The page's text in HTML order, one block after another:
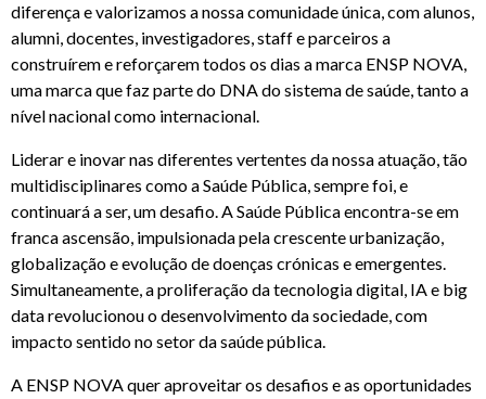
diferença e valorizamos a nossa comunidade única, com alunos,
alumni, docentes, investigadores, staff e parceiros a
construírem e reforçarem todos os dias a marca ENSP NOVA,
uma marca que faz parte do DNA do sistema de saúde, tanto a
nível nacional como internacional.
Liderar e inovar nas diferentes vertentes da nossa atuação, tão
multidisciplinares como a Saúde Pública, sempre foi, e
continuará a ser, um desafio. A Saúde Pública encontra-se em
franca ascensão, impulsionada pela crescente urbanização,
globalização e evolução de doenças crónicas e emergentes.
Simultaneamente, a proliferação da tecnologia digital, IA e big
data revolucionou o desenvolvimento da sociedade, com
impacto sentido no setor da saúde pública.
A ENSP NOVA quer aproveitar os desafios e as oportunidades